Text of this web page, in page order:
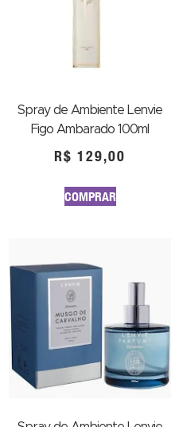
Spray de Ambiente Lenvie
Figo Ambarado 100ml
R$ 129,00
COMPRAR